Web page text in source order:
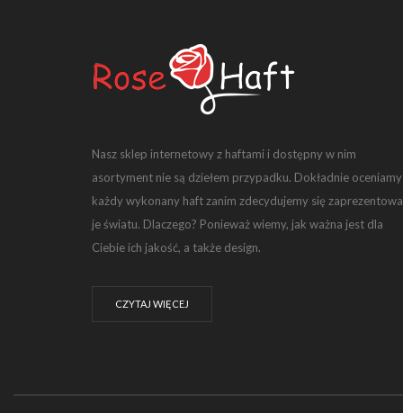
Nasz sklep internetowy z haftami i dostępny w nim
asortyment nie są dziełem przypadku. Dokładnie oceniamy
każdy wykonany haft zanim zdecydujemy się
je światu. Dlaczego? Ponieważ wiemy, jak ważna jest dla
Ciebie ich jakość, a także design.
CZYTAJ WIĘCEJ